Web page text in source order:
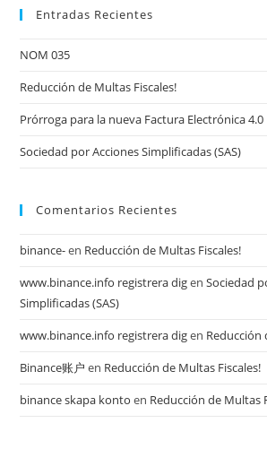
Entradas Recientes
NOM 035
Reducción de Multas Fiscales!
Prórroga para la nueva Factura Electrónica 4.0
Sociedad por Acciones Simplificadas (SAS)
Comentarios Recientes
binance-en Reducción de Multas Fiscales!
www.binance.info registrera digenSociedad
Simplificadas (SAS)
www.binance.info registrera digen Reducción
Binance账户 en Reducción de Multas Fiscales!
binance skapa konto en Reducción de Multas